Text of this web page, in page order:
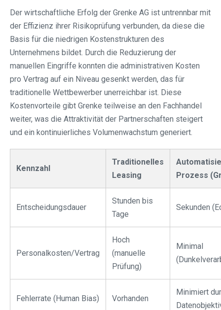
Der wirtschaftliche Erfolg der Grenke AG ist untrennbar mit
der Effizienz ihrer Risikoprüfung verbunden, da diese die
Basis für die niedrigen Kostenstrukturen des
Unternehmens bildet. Durch die Reduzierung der
manuellen Eingriffe konnten die administrativen Kosten
pro Vertrag auf ein Niveau gesenkt werden, das für
traditionelle Wettbewerber unerreichbar ist. Diese
Kostenvorteile gibt Grenke teilweise an den Fachhandel
weiter, was die Attraktivität der Partnerschaften steigert
und ein kontinuierliches Volumenwachstum generiert.
Kennzahl
Traditionelles
Leasing
Prozess
Entscheidungsdauer
Stunden bis
Tage
Sekunden
Personalkosten/Vertrag
Hoch
(manuelle
Prüfung)
Minimal
Fehlerrate (Human Bias) Vorhanden
Minimiert